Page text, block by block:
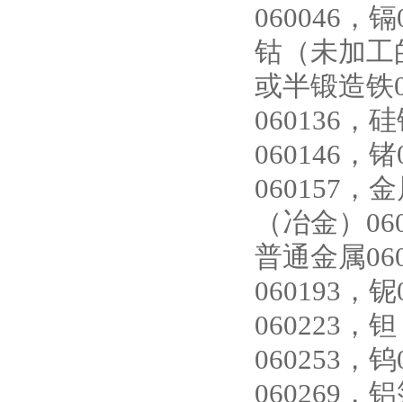
060046，
钴（未加工
或半锻造铁
060136，
060146，
060157，
（冶金）
普通金属
060193，
060223，
060253，
060269，